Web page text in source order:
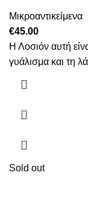
Μικροαντικείμενα
€45.00
Η Λοσιόν αυτή
γυάλισμα και τη
Sold out